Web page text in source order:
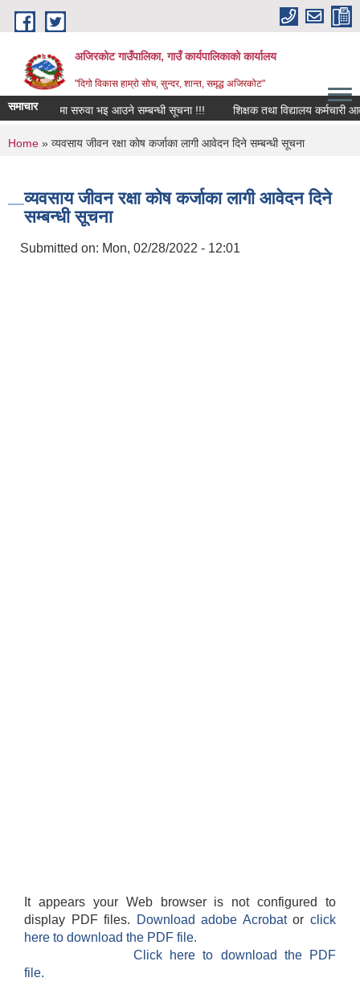
Skip to main content
अजिरकोट गाउँपालिका, गाउँ कार्यपालिकाको कार्यालय
"दिगो विकास हाम्रो सोच, सुन्दर, शान्त, समृद्ध अजिरकोट"
समाचार
रिक्त पदमा सरुवा भइ आउने सम्बन्धी सूचना !!! शिक्षक तथा विद्यालय कर्मचारी
You are here
Home » व्यवसाय जीवन रक्षा काेष कर्जाका लागी आवेदन दिने सम्बन्धी सूचना
व्यवसाय जीवन रक्षा काेष कर्जाका लागी आवेदन दिने
सम्बन्धी सूचना
Submitted on: Mon, 02/28/2022 - 12:01
It appears your Web browser is not configured to
display PDF files.
Download adobe Acrobatorclick
here to download the PDF file.
Click here to download the PDF
file.